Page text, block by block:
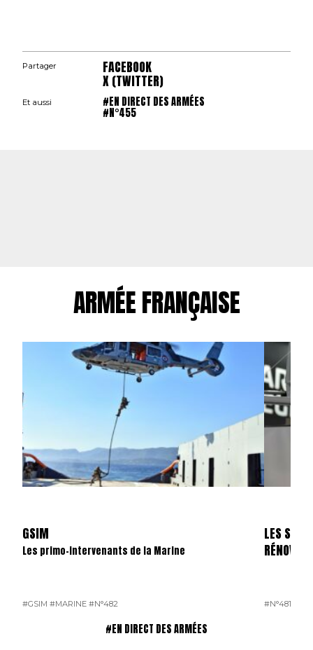
Partager FACEBOOK
X (TWITTER)
Et aussi #EN DIRECT DES ARMÉES
#N°455
ARMÉE FRANÇAISE
GSIM
Les primo-intervenants de la Marine
#GSIM #MARINE #N°482
LES
RÉNOVÉS
#N°481
#EN DIRECT DES ARMÉES